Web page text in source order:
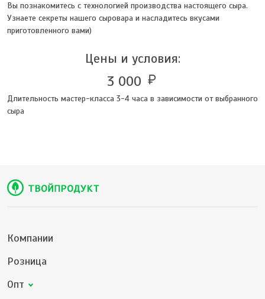
Вы познакомитесь с технологией производства настоящего сыра.
Узнаете секреты нашего сыровара и насладитесь вкусами
приготовленного вами)
Цены и условия:
3 000 currency_ruble
Длительность мастер-класса 3-4 часа в зависимости от выбранного
сыра
Компании
Розница
Опт